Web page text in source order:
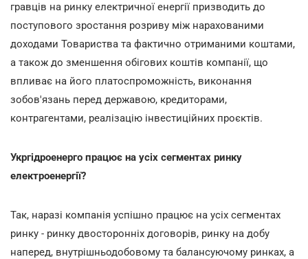
гравців на ринку електричної енергії призводить до
поступового зростання розриву між нарахованими
доходами Товариства та фактично отриманими коштами,
а також до зменшення обігових коштів компанії, що
впливає на його платоспроможність, виконання
зобов'язань перед державою, кредиторами,
контрагентами, реалізацію інвестиційних проєктів.
Укргідроенерго працює на усіх сегментах ринку
електроенергії?
Так, наразі компанія успішно працює на усіх сегментах
ринку - ринку двосторонніх договорів, ринку на добу
наперед, внутрішньодобовому та балансуючому ринках, а